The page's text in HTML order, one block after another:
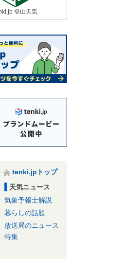
登山天気
tenki.jpトップ
天気ニュース
気象予報士解説
暮らしの話題
放送局のニュース
特集